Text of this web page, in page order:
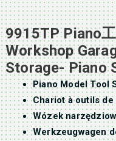
9915TP Piano
Workshop
Storage- Piano
Piano Model Tool
Chariot à outils
Wózek
Werkzeugwagen